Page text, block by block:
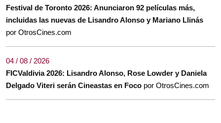
Festival de Toronto 2026: Anunciaron 92 películas más,
incluidas las nuevas de Lisandro Alonso y Mariano Llinás
por OtrosCines.com
04 / 08 / 2026
FICValdivia 2026: Lisandro Alonso, Rose Lowder y Daniela
Delgado Viteri serán Cineastas en Foco por OtrosCines.com